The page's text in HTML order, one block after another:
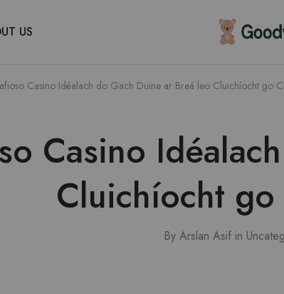
US Children
Toys
Casino Idéalach do Gach Duine ar Breá leo Cluichíocht go
Casino
Cluichíocht
By Arslan Asif in